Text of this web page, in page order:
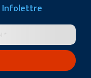
Infolettre